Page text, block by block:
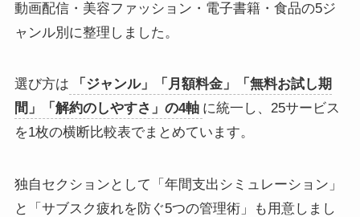
動画配信・美容ファッション・電子書籍・食品の5ジ
ャンル別に整理しました。
選び方は
「ジャンル」「月額料金」「無料お試し期
間」「解約のしやすさ」の4軸 に統一し、25サービス
を1枚の横断比較表でまとめています。
独自セクションとして「年間支出シミュレーション」
と「サブスク疲れを防ぐ5つの管理術」も用意しまし